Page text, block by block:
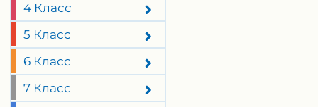
4 Класс
5 Класс
6 Класс
7 Класс